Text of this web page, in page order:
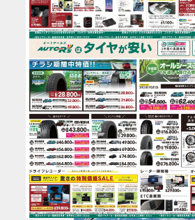
お知らせ メン
タイヤ安心補償 物件
企業情報 採用
お問い合わせ
R’sメンテメンバーズカード